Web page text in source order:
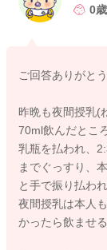
性がありそうで
・哺乳瓶で遊ぶ
というお子さん
そのため、無理
コップで飲める
・離乳食後
・おやつの時間
0
ご回答ありがと
昨晩も夜間授乳(
70ml飲んだとこ
乳瓶を払われ、
までぐっすり、
と手で振り払われ
夜間授乳は本人
かったら飲ませ